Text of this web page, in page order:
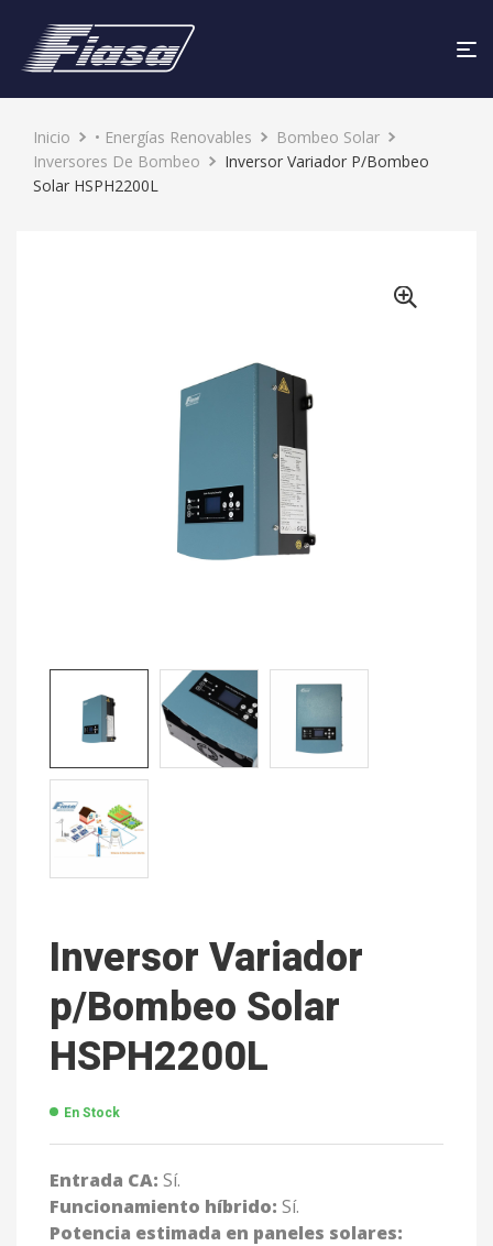
Inicio • Energías Renovables
Bombeo Solar
Inversores De Bombeo
Inversor Variador P/Bombeo
Solar HSPH2200L
Inversor Variador
p/Bombeo Solar
HSPH2200L
En Stock
Entrada CA: Sí.
Funcionamiento híbrido: Sí.
Potencia estimada en paneles solares: